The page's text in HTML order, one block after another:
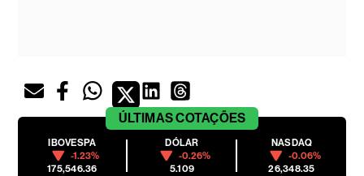
ÚLTIMASCOTAÇÕES
IBOVESPA
-1.23%
175,546.36
DÓLAR
-0.26%
5.109
NASDAQ
-0.06%
26,348.35